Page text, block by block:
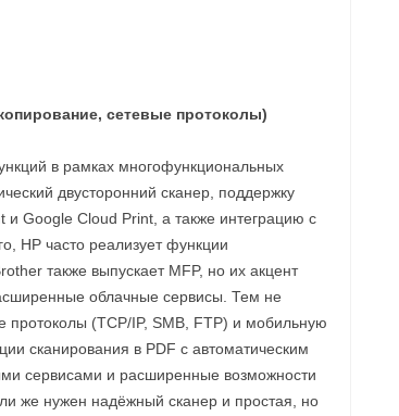
сетевые протоколы)
в рамках многофункциональных
двусторонний сканер, поддержку
и Google Cloud Print, а также интеграцию с
HP часто реализует функции
также выпускает MFP, но их акцент
облачные сервисы. Тем не
(TCP/IP, SMB, FTP) и мобильную
сканирования в PDF с автоматическим
сервисами и расширенные возможности
же нужен надёжный сканер и простая, но